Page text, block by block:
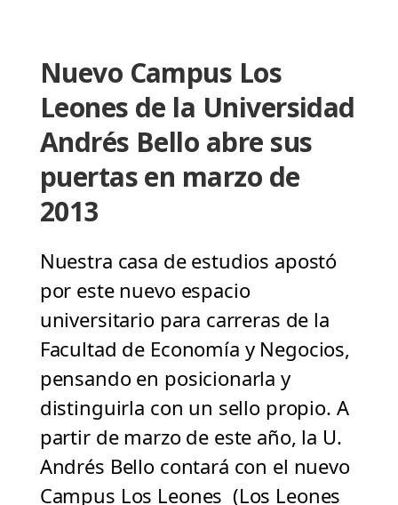
Nuevo Campus Los
Leones de la Universidad
Andrés Bello abre sus
puertas en marzo de
2013
Nuestra casa de estudios apostó
por este nuevo espacio
universitario para carreras de la
Facultad de Economía y Negocios,
pensando en posicionarla y
distinguirla con un sello propio. A
partir de marzo de este año, la U.
Andrés Bello contará con el nuevo
Campus Los Leones (Los Leones